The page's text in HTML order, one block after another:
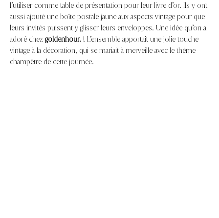
l’utiliser comme table de présentation pour leur livre d’or. Ils y ont
aussi ajouté une boîte postale jaune aux aspects vintage pour que
leurs invités puissent y glisser leurs enveloppes. Une idée qu’on a
adoré chez goldenhour. ! L’ensemble apportait une jolie touche
vintage à la décoration, qui se mariait à merveille avec le thème
champêtre de cette journée.